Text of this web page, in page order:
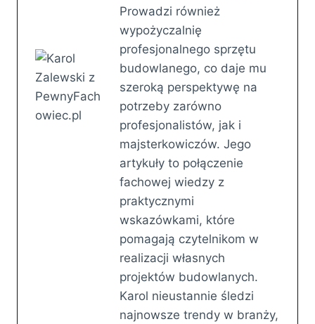
Prowadzi również
wypożyczalnię
profesjonalnego sprzętu
budowlanego, co daje mu
szeroką perspektywę na
potrzeby zarówno
profesjonalistów, jak i
majsterkowiczów. Jego
artykuły to połączenie
fachowej wiedzy z
praktycznymi
wskazówkami, które
pomagają czytelnikom w
realizacji własnych
projektów budowlanych.
Karol nieustannie śledzi
najnowsze trendy w branży,